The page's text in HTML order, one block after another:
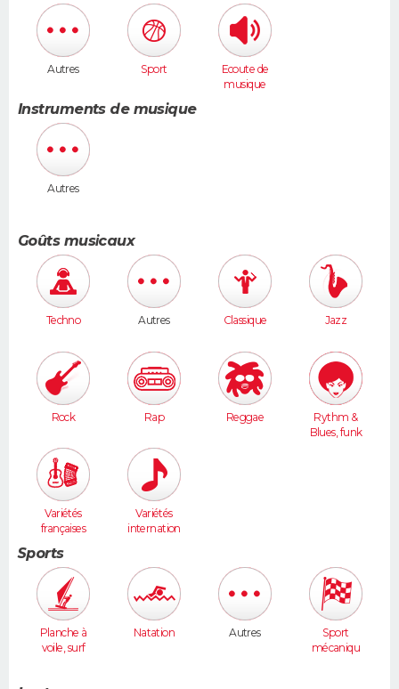
Autres Sport
Ecoute de
musique
Instruments de musique
Autres
Goûts musicaux
Techno Autres Classique Jazz
Rock Rap Reggae
Rythm &
Blues, funk
Variétés
françaises
Variétés
internation
Sports
Planche à
voile, surf
Natation Autres
Sport
mécaniqu